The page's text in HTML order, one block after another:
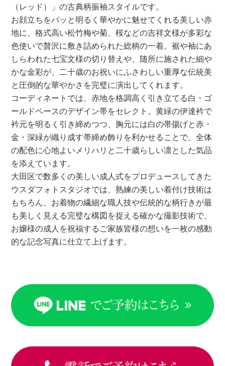
（レッド）」の古典柄振袖スタイルです。
お顔立ちをパッと明るく華やかに魅せてくれる美しい赤
地に、格式高い松竹梅や菊、桜などの吉祥文様が多彩な
色使いで贅沢に敷き詰められた総柄の一着。裾や袖にあ
しらわれた七宝文様の切り替えや、随所に施された細や
かな金彩が、二十歳のお祝いにふさわしい重厚な伝統美
と圧倒的な華やかさを完璧に演出してくれます。
コーディネートでは、赤地を格調高く引き立てる白・ゴ
ールドベースのデザイン帯をセレクト。黄緑の伊達衿で
衿元を明るく引き締めつつ、胸元には白の帯揚げと赤・
金・深緑が織り成す帯締め飾りを利かせることで、全体
の配色に心地よいメリハリと二十歳らしい凛とした気品
を添えています。
大田区で数多くの美しい成人式をプロデュースしてきた
ウスダフォトスタジオでは、熟練の美しい着付け技術は
もちろん、お着物の繊細な職人技や伝統的な柄行きが最
も美しく見える完璧な構図を捉える確かな撮影技術で、
お嬢様の成人を祝福するご家族皆様の想いを一枚の感動
的な記念写真に仕立て上げます。